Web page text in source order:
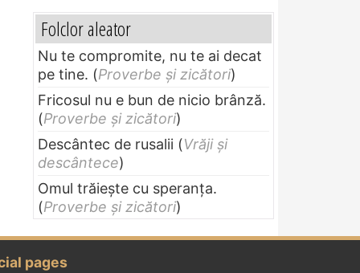
Folclor aleator
Nu te compromite, nu te ai decat
pe tine. (Proverbe și zicători)
Fricosul nu e bun de nicio brânză.
(Proverbe și zicători)
Descântec de rusalii (Vrăji și
descântece)
Omul trăieşte cu speranţa.
(Proverbe și zicători)
pages